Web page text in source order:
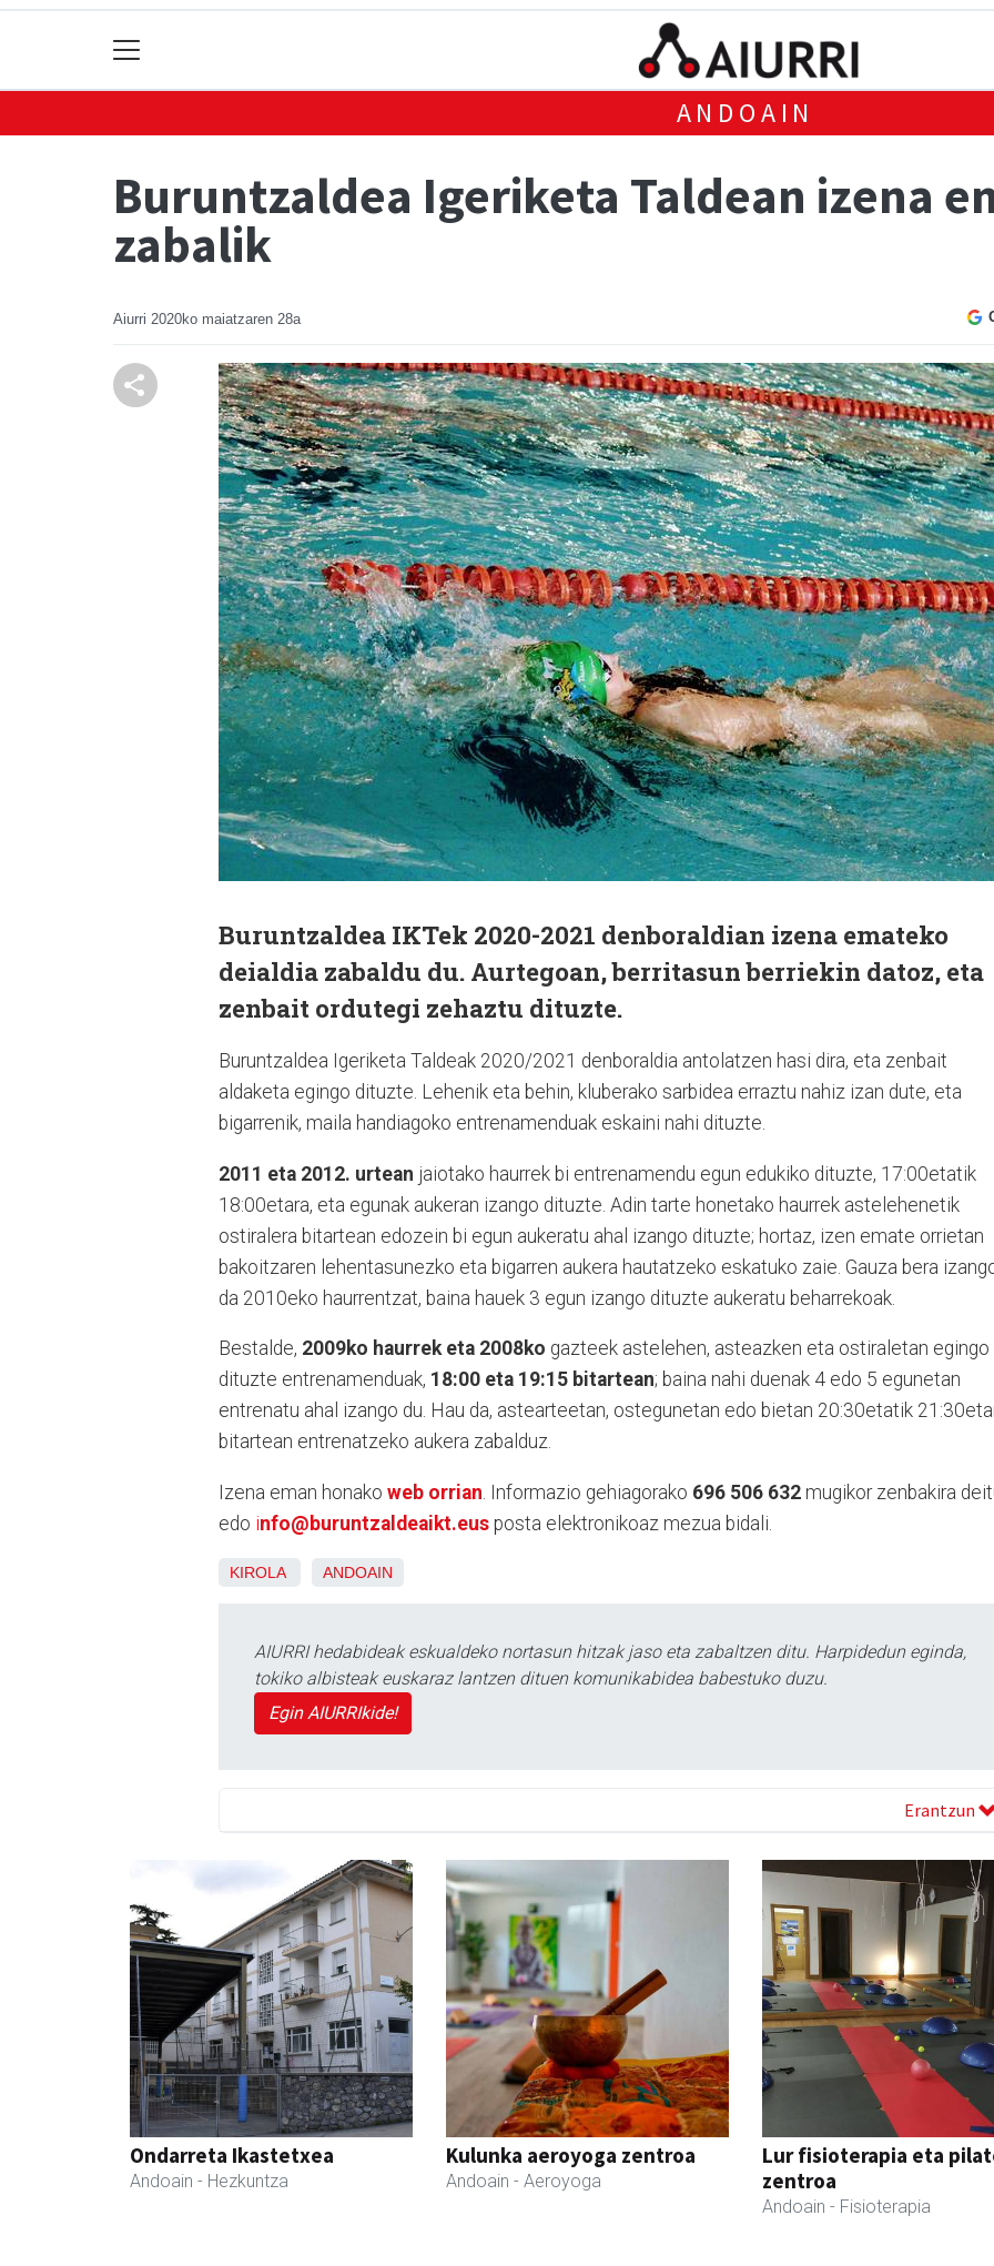
ANDOAIN
Buruntzaldea Igeriketa Taldean izena
zabalik
Aiurri 2020ko maiatzaren 28a
Buruntzaldea IKTek 2020-2021 denboraldian izena emateko
deialdia zabaldu du. Aurtegoan, berritasun berriekin datoz, eta
zenbait ordutegi zehaztu dituzte.
Buruntzaldea Igeriketa Taldeak 2020/2021 denboraldia antolatzen hasi dira, eta zenbait
aldaketa egingo dituzte. Lehenik eta behin, kluberako sarbidea erraztu nahiz izan dute, eta
bigarrenik, maila handiagoko entrenamenduak eskaini nahi dituzte.
2011 eta 2012. urtean jaiotako haurrek bi entrenamendu egun edukiko dituzte, 17:00etatik
18:00etara, eta egunak aukeran izango dituzte. Adin tarte honetako haurrek astelehenetik
ostiralera bitartean edozein bi egun aukeratu ahal izango dituzte; hortaz, izen emate orrietan
bakoitzaren lehentasunezko eta bigarren aukera hautatzeko eskatuko zaie. Gauza bera
da 2010eko haurrentzat, baina hauek 3 egun izango dituzte aukeratu beharrekoak.
Bestalde, 2009ko haurrek eta 2008ko gazteek astelehen, asteazken eta ostiraletan egingo
dituzte entrenamenduak, 18:00 eta 19:15 bitartean; baina nahi duenak 4 edo 5 egunetan
entrenatu ahal izango du. Hau da, astearteetan, ostegunetan edo bietan 20:30etatik
bitartean entrenatzeko aukera zabalduz.
Izena eman honako web orrian. Informazio gehiagorako 696 506 632 mugikor zenbakira
edo info@buruntzaldeaikt.eus posta elektronikoaz mezua bidali.
KIROLA ANDOAIN
AIURRI hedabideak eskualdeko nortasun hitzak jaso eta zabaltzen ditu. Harpidedun eginda,
tokiko albisteak euskaraz lantzen dituen komunikabidea babestuko duzu.
Egin AIURRIkide!
Erantzun
Ondarreta Ikastetxea
Andoain - Hezkuntza
Kulunka aeroyoga zentroa
Andoain - Aeroyoga
Lur fisioterapia eta
zentroa
Andoain - Fisioterapia